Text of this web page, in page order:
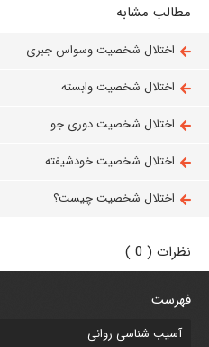
مطالب مشابه
اختلال شخصیت وسواس جبری
اختلال شخصیت وابسته
اختلال شخصیت دوری جو
اختلال شخصیت خودشیفته
اختلال شخصیت چیست؟
نظرات ( 0 )
فهرست
آسیب شناسی روانی